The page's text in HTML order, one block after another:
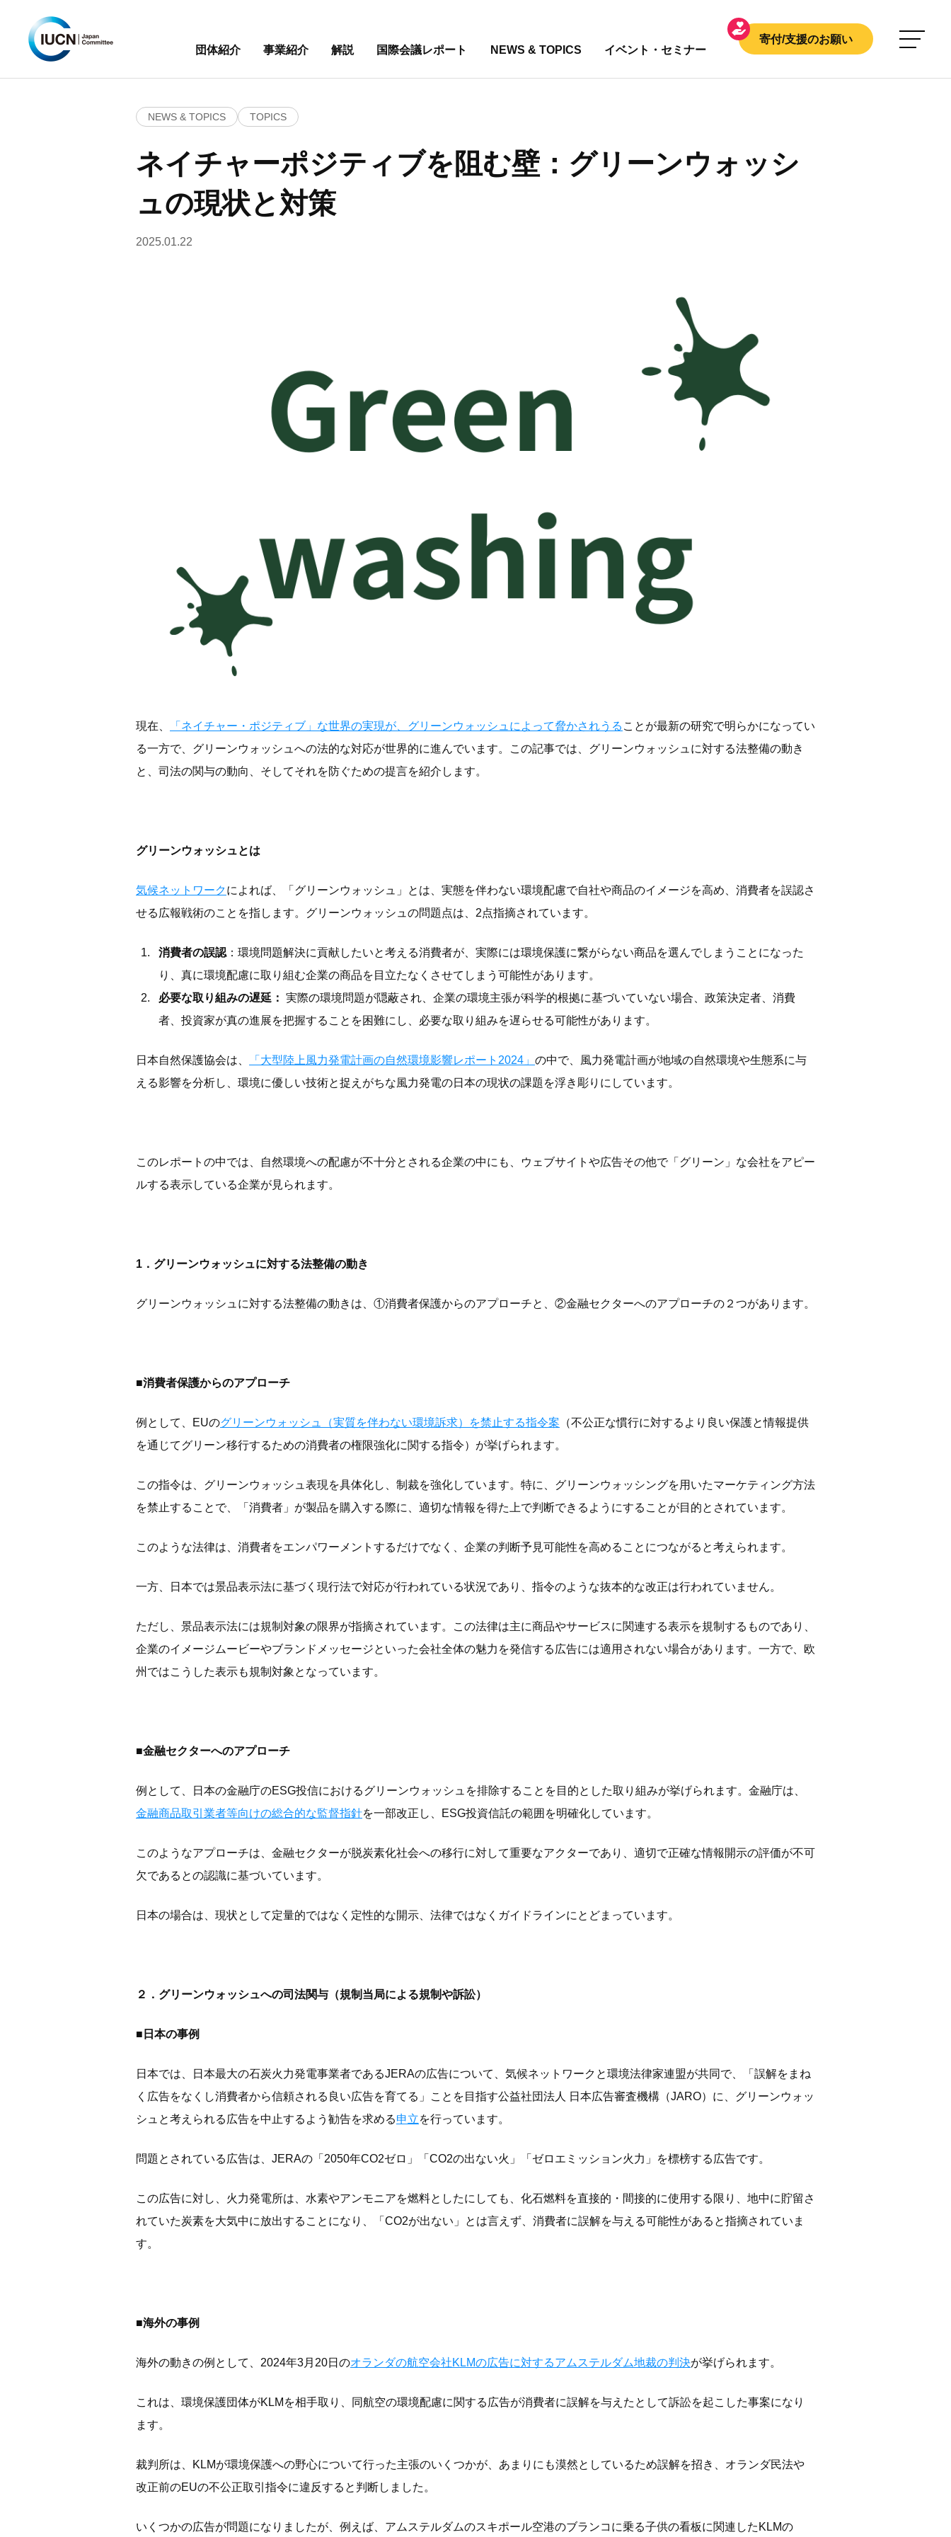
寄付/支援のお願い
団体紹介
事業紹介 解説 国際会議レポート NEWS & TOPICS イベント・セミナー
NEWS & TOPICS TOPICS
ネイチャーポジティブを阻む壁：グリーンウォッシ
ュの現状と対策
2025.01.22
現在、 「ネイチャー・ポジティブ」な世界の実現が、グリーンウォッシュによって脅かされうる ことが最新の研究で明らかになってい
る一方で、グリーンウォッシュへの法的な対応が世界的に進んでいます。この記事では、グリーンウォッシュに対する法整備の動き
と、司法の関与の動向、そしてそれを防ぐための提言を紹介します。
グリーンウォッシュとは
気候ネットワークによれば、「グリーンウォッシュ」とは、実態を伴わない環境配慮で自社や商品のイメージを高め、消費者を誤認さ
せる広報戦術のことを指します。グリーンウォッシュの問題点は、2点指摘されています。
消費者の誤認 ：環境問題解決に貢献したいと考える消費者が、実際には環境保護に繋がらない商品を選んでしまうことになった
り、真に環境配慮に取り組む企業の商品を目立たなくさせてしまう可能性があります。
必要な取り組みの遅延： 実際の環境問題が隠蔽され、企業の環境主張が科学的根拠に基づいていない場合、政策決定者、消費
者、投資家が真の進展を把握することを困難にし、必要な取り組みを遅らせる可能性があります。
日本自然保護協会は、 「大型陸上風力発電計画の自然環境影響レポート2024」 の中で、風力発電計画が地域の自然環境や生態系に与
える影響を分析し、環境に優しい技術と捉えがちな風力発電の日本の現状の課題を浮き彫りにしています。
このレポートの中では、自然環境への配慮が不十分とされる企業の中にも、ウェブサイトや広告その他で「グリーン」な会社をアピー
ルする表示している企業が見られます。
1．グリーンウォッシュに対する法整備の動き
グリーンウォッシュに対する法整備の動きは、①消費者保護からのアプローチと、②金融セクターへのアプローチの２つがあります。
■消費者保護からのアプローチ
例として、EUのグリーンウォッシュ（実質を伴わない環境訴求）を禁止する指令案 （不公正な慣行に対するより良い保護と情報提供
を通じてグリーン移行するための消費者の権限強化に関する指令）が挙げられます。
この指令は、グリーンウォッシュ表現を具体化し、制裁を強化しています。特に、グリーンウォッシングを用いたマーケティング方法
を禁止することで、「消費者」が製品を購入する際に、適切な情報を得た上で判断できるようにすることが目的とされています。
このような法律は、消費者をエンパワーメントするだけでなく、企業の判断予見可能性を高めることにつながると考えられます。
一方、日本では景品表示法に基づく現行法で対応が行われている状況であり、指令のような抜本的な改正は行われていません。
ただし、景品表示法には規制対象の限界が指摘されています。この法律は主に商品やサービスに関連する表示を規制するものであり、
企業のイメージムービーやブランドメッセージといった会社全体の魅力を発信する広告には適用されない場合があります。一方で、欧
州ではこうした表示も規制対象となっています。
■金融セクターへのアプローチ
例として、日本の金融庁のESG投信におけるグリーンウォッシュを排除することを目的とした取り組みが挙げられます。金融庁は、
金融商品取引業者等向けの総合的な監督指針を一部改正し、ESG投資信託の範囲を明確化しています。
このようなアプローチは、金融セクターが脱炭素化社会への移行に対して重要なアクターであり、適切で正確な情報開示の評価が不可
欠であるとの認識に基づいています。
日本の場合は、現状として定量的ではなく定性的な開示、法律ではなくガイドラインにとどまっています。
２．グリーンウォッシュへの司法関与（規制当局による規制や訴訟）
■日本の事例
日本では、日本最大の石炭火力発電事業者であるJERAの広告について、気候ネットワークと環境法律家連盟が共同で、「誤解をまね
く広告をなくし消費者から信頼される良い広告を育てる」ことを目指す公益社団法人 日本広告審査機構（JARO）に、グリーンウォッ
シュと考えられる広告を中止するよう勧告を求める申立を行っています。
問題とされている広告は、JERAの「2050年CO2ゼロ」「CO2の出ない火」「ゼロエミッション火力」を標榜する広告です。
この広告に対し、火力発電所は、水素やアンモニアを燃料としたにしても、化石燃料を直接的・間接的に使用する限り、地中に貯留さ
れていた炭素を大気中に放出することになり、「CO2が出ない」とは言えず、消費者に誤解を与える可能性があると指摘されていま
す。
■海外の事例
海外の動きの例として、2024年3月20日のオランダの航空会社KLMの広告に対するアムステルダム地裁の判決が挙げられます。
これは、環境保護団体がKLMを相手取り、同航空の環境配慮に関する広告が消費者に誤解を与えたとして訴訟を起こした事案になり
ます。
裁判所は、KLMが環境保護への野心について行った主張のいくつかが、あまりにも漠然としているため誤解を招き、オランダ民法や
改正前のEUの不公正取引指令に違反すると判断しました。
いくつかの広告が問題になりましたが、例えば、アムステルダムのスキポール空港のブランコに乗る子供の看板に関連したKLMの